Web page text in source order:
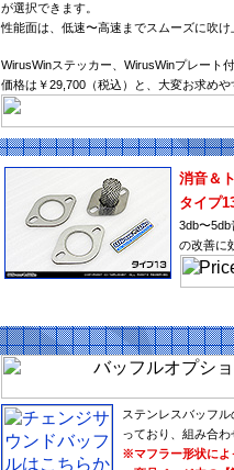
が選択できます。
性能面は、低速〜高速までスムーズに吹
WirusWinステッカー、WirusWinプレート
価格は￥29,700（税込）と、大変お求め
消音＆
タイプ
3db〜
の改善に
ステンレスバッフ
っており、組み合
※マフラー形状によ